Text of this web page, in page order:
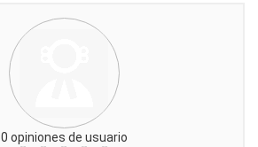
0 opiniones de usuario